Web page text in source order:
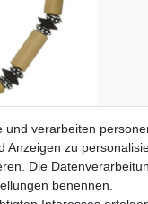
verarbeiten
Anzeigen zu
Die
benennen.